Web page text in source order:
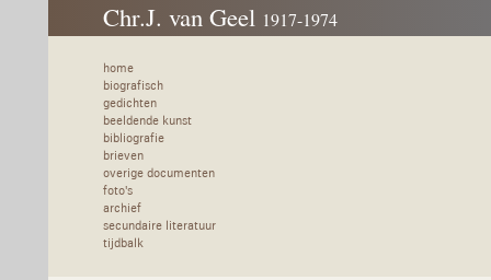
Chr.J. van Geel 1917-1974
home
biografisch
gedichten
beeldende kunst
bibliografie
brieven
overige documenten
foto's
archief
secundaire literatuur
tijdbalk